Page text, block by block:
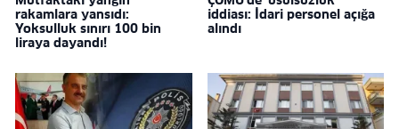
rakamlara yansıdı:
Yoksulluk sınırı 100 bin
liraya dayandı!
iddiası: İdari personel açığa
alındı